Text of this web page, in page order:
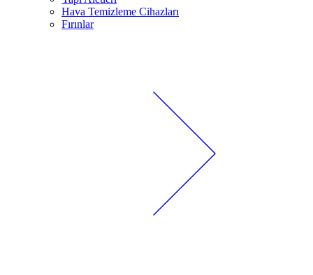
Hava Temizleme Cihazları
Fırınlar